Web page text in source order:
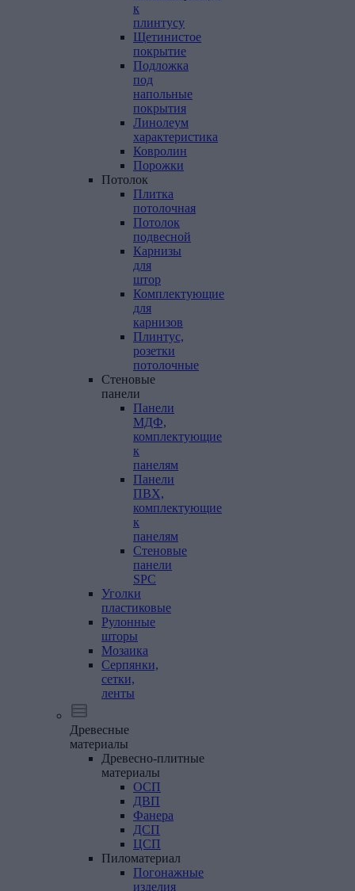
к
плинтусу
Щетинистое
покрытие
Подложка
под
напольные
покрытия
Линолеум
характеристика
Ковролин
Порожки
Потолок
Плитка
потолочная
Потолок
подвесной
Карнизы
для
штор
Комплектующие
для
карнизов
Плинтус,
розетки
потолочные
Стеновые
панели
Панели
МДФ,
комплектующие
к
панелям
Панели
ПВХ,
комплектующие
к
панелям
Стеновые
панели
SPC
Уголки
пластиковые
Рулонные
шторы
Мозаика
Серпянки,
сетки,
ленты
Древесные
материалы
Древесно-плитные
материалы
ОСП
ДВП
Фанера
ДСП
ЦСП
Пиломатериал
Погонажные
изделия